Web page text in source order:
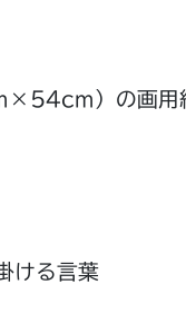
）の画用
ける言葉